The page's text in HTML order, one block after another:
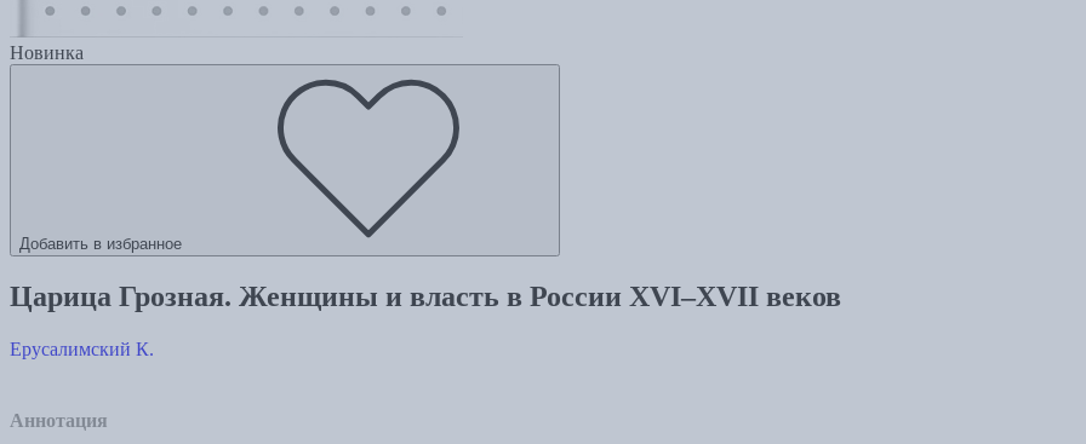
Новинка
Добавить в избранное
Царица Грозная. Женщины и власть в России XVI–XVII веков
Ерусалимский К.
Аннотация